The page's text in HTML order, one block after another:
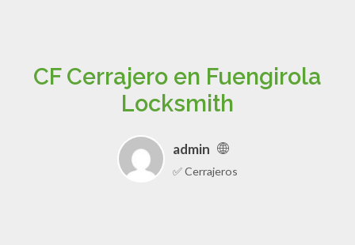
CF Cerrajero en Fuengirola
Locksmith
admin
✅ Cerrajeros